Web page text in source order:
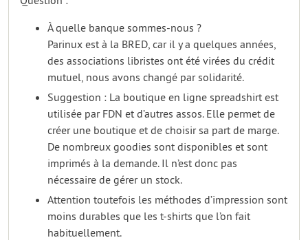
À quelle banque sommes-nous ?
Parinux est à la BRED, car il y a quelques années,
des associations libristes ont été virées du crédit
mutuel, nous avons changé par solidarité.
Suggestion : La boutique en ligne spreadshirt est
utilisée par FDN et d’autres assos. Elle permet de
créer une boutique et de choisir sa part de marge.
De nombreux goodies sont disponibles et sont
imprimés à la demande. Il n’est donc pas
nécessaire de gérer un stock.
Attention toutefois les méthodes d’impression sont
moins durables que les t-shirts que l’on fait
habituellement.